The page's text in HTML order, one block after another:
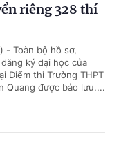
riêng 328 thí
- Toàn bộ hồ sơ,
ký đại học của
Điểm thi Trường THPT
Quang được bảo lưu....